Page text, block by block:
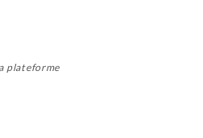
plateforme